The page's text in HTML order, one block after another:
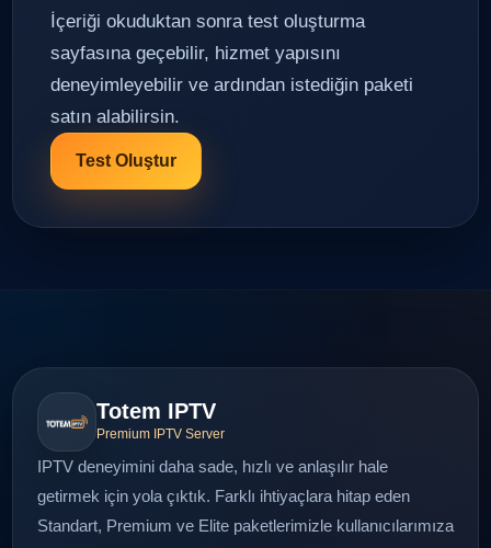
İçeriği okuduktan sonra test oluşturma
sayfasına geçebilir, hizmet yapısını
deneyimleyebilir ve ardından istediğin paketi
satın alabilirsin.
Test Oluştur
Totem IPTV
Premium IPTV Server
IPTV deneyimini daha sade, hızlı ve anlaşılır hale
getirmek için yola çıktık. Farklı ihtiyaçlara hitap eden
Standart, Premium ve Elite paketlerimizle kullanıcılarımıza